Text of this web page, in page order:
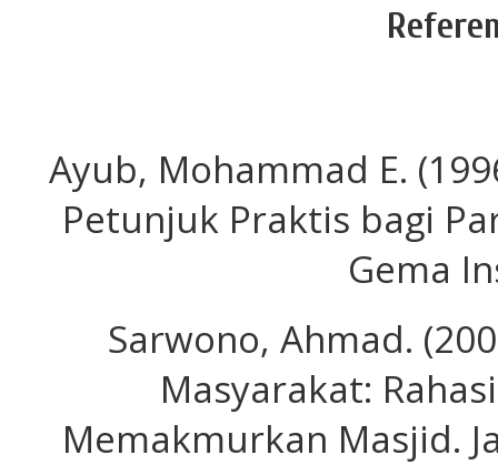
Ayub, Mohammad E.
Petunjuk Praktis bagi
Gema
Sarwono, Ahmad.
Masyarakat:
Memakmurkan Masjid.